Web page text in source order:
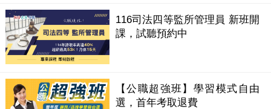
116司法四等監所管理員 新班開
課，試聽預約中
【公職超強班】學習模式自由
選，首年考取退費